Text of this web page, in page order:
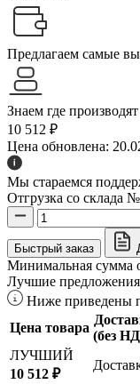
Предлагаем самые
Знаем где
10 512 ₽
Цена обновлена:
Мы стараемся
Отгрузка со склада
Быстрый заказ
Минимальная сумма
Лучшие предложения
Ниже приведены
Цена товара
(без
ЛУЧШИЙ
10 512 ₽